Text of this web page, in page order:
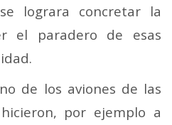
lograra concretar la
el paradero de esas
de los aviones de las
por ejemplo a